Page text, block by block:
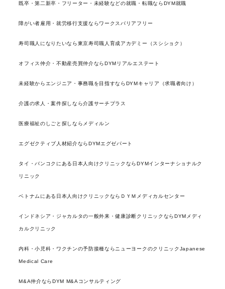
既卒・第二新卒・フリーター・未経験などの就職・転職ならDYM就職
障がい者雇用・就労移行支援ならワークスバリアフリー
寿司職人になりたいなら東京寿司職人育成アカデミー（スシショク）
オフィス仲介・不動産売買仲介ならDYMリアルエステート
未経験からエンジニア・事務職を目指すならDYMキャリア（求職者向け）
介護の求人・案件探しなら介護サーチプラス
医療福祉のしごと探しならメディルン
エグゼクティブ人材紹介ならDYMエグゼパート
タイ・バンコクにある日本人向けクリニックならDYMインターナショナルク
リニック
ベトナムにある日本人向けクリニックならＤＹＭメディカルセンター
インドネシア・ジャカルタの一般外来・健康診断クリニックならDYMメディ
カルクリニック
内科・小児科・ワクチンの予防接種ならニューヨークのクリニックJapanese
Medical Care
M&A仲介ならDYM M&Aコンサルティング